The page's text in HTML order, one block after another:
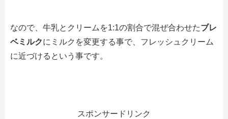
なので、牛乳とクリームを1:1の割合で混ぜ合わせたブレ
ベミルクにミルクを変更する事で、フレッシュクリーム
に近づけるという事です。
スポンサードリンク